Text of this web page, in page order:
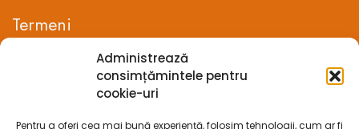
Administrează
consimțămintele pentru
cookie-uri
Pentru a oferi cea mai bună experiență, folosim tehnologii, cum ar fi
Termeni
Termeni si conditii
Confidentialitate